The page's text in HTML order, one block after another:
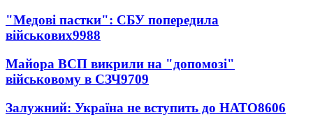
"Медові пастки": СБУ попередила
військових9988
Майора ВСП викрили на "допомозі"
військовому в СЗЧ9709
Залужний: Україна не вступить до НАТО8606